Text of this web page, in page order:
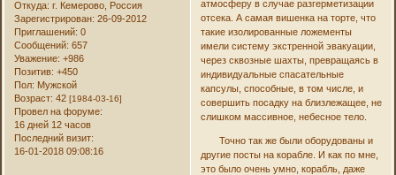
Откуда: г. Кемерово, Россия
Зарегистрирован: 26-09-2012
Приглашений: 0
Сообщений: 657
Уважение: +986
Позитив: +450
Пол: Мужской
Возраст: 42[1984-03-16]
Провел на форуме:
16 дней 12 часов
Последний визит:
16-01-2018 09:08:16
атмосферу в случае разгерметизации
отсека. А самая вишенка на торте, что
такие изолированные ложементы
имели систему экстренной эвакуации,
через сквозные шахты, превращаясь в
индивидуальные спасательные
капсулы, способные, в том числе, и
совершить посадку на близлежащее, не
слишком массивное, небесное тело.
Точно так же были оборудованы и
другие посты на корабле. И как по мне,
это было очень умно, корабль, даже